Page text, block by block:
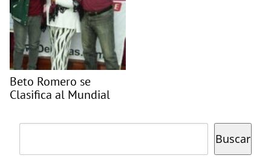
Beto Romero se
Clasifica al Mundial
Buscar